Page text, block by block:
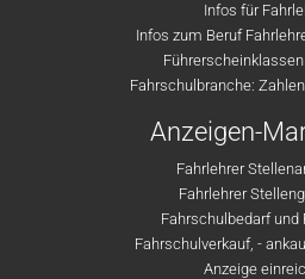
Infos für
Infos zum Beruf
Fahrschulbranche:
Anzeigen-
Fahrlehrer
Fahrlehrer
Fahrschulbedarf und
Fahrschulverkauf, -
Anzeige